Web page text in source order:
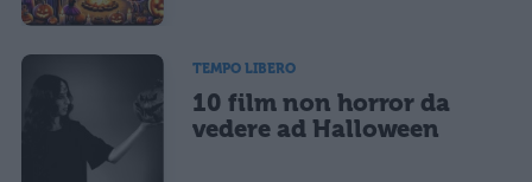
TEMPO LIBERO
10 film non horror da
vedere ad Halloween